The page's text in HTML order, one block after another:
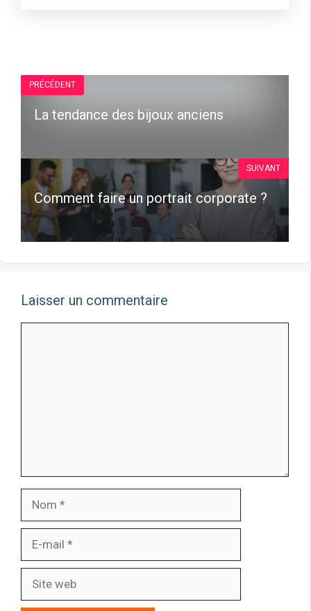
PRÉCÉDENT
La tendance des bijoux anciens
Comment faire un portrait corporate ?
SUIVANT
Laisser un commentaire